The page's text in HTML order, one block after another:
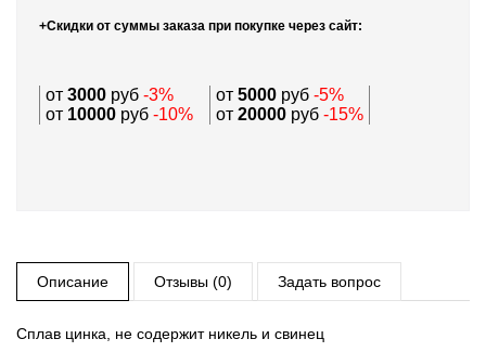
+Скидки от суммы заказа при покупке через сайт:
от 3000 руб -3% от 5000 руб -5%
от 10000 руб -10% от 20000 руб -15%
Описание Отзывы (0) Задать вопрос
Сплав цинка, не содержит никель и свинец